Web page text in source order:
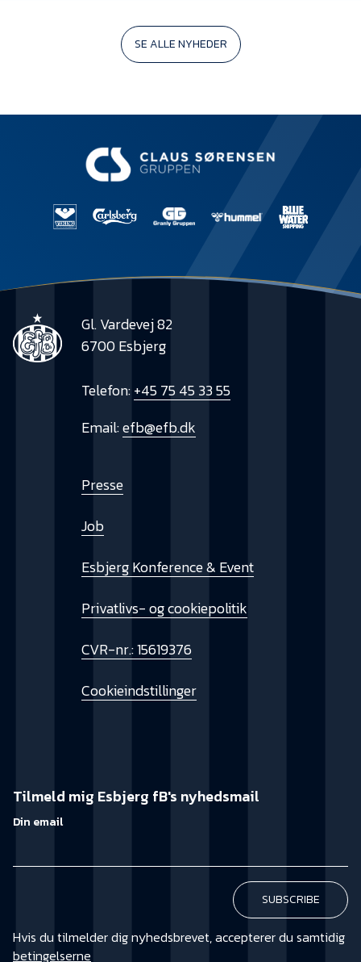
SE ALLE NYHEDER
Gl. Vardevej 82
6700 Esbjerg
Telefon:+45 75 45 33 55
Email:efb@efb.dk
Presse
Job
Esbjerg Konference & Event
Privatlivs- og cookiepolitik
CVR-nr.: 15619376
Cookieindstillinger
Tilmeld mig Esbjerg fB's nyhedsmail
Din email
Hvis du tilmelder dig nyhedsbrevet, accepterer du samtidig
betingelserne